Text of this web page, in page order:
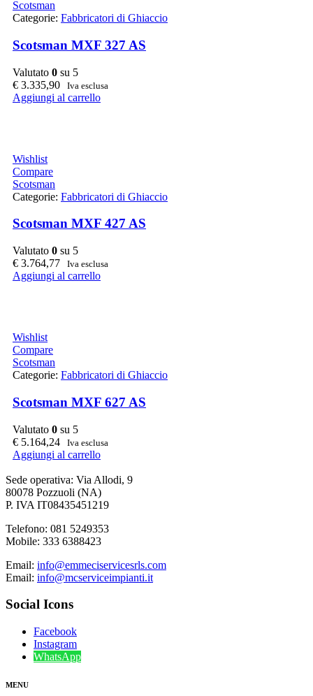
Scotsman
Categorie: Fabbricatori di Ghiaccio
Scotsman MXF 327 AS
Valutato 0 su 5
€ 3.335,90 Iva esclusa
Aggiungi al carrello
Wishlist
Compare
Scotsman
Categorie: Fabbricatori di Ghiaccio
Scotsman MXF 427 AS
Valutato 0 su 5
€ 3.764,77 Iva esclusa
Aggiungi al carrello
Wishlist
Compare
Scotsman
Categorie: Fabbricatori di Ghiaccio
Scotsman MXF 627 AS
Valutato 0 su 5
€ 5.164,24 Iva esclusa
Aggiungi al carrello
Sede operativa: Via Allodi, 9
80078 Pozzuoli (NA)
P. IVA IT08435451219
Telefono: 081 5249353
Mobile: 333 6388423
Email: info@emmeciservicesrls.com
Email: info@mcserviceimpianti.it
Social Icons
Facebook
Instagram
WhatsApp
MENU